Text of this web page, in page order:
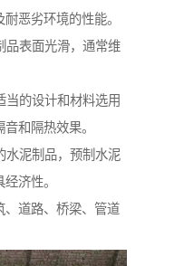
恶劣环境的性能。
表面光滑，通常维
的设计和材料选用
和隔热效果。
泥制品，预制水泥
济性。
、道路、桥梁、管道